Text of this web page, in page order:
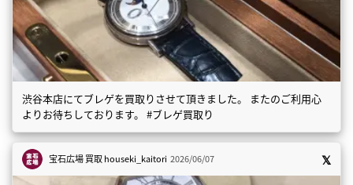
渋谷本店にてブレゲを買取りさせて頂きました。 またのご利用心
よりお待ちしております。 #ブレゲ買取り
宝石広場 買取houseki_kaitori 2026/06/07